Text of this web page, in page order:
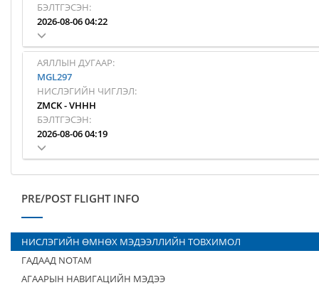
БЭЛТГЭСЭН:
2026-08-06 04:22
АЯЛЛЫН ДУГААР:
MGL297
НИСЛЭГИЙН ЧИГЛЭЛ:
ZMCK-VHHH
БЭЛТГЭСЭН:
2026-08-06 04:19
PRE/POST FLIGHT INFO
НИСЛЭГИЙН ӨМНӨХ МЭДЭЭЛЛИЙН ТОВХИМОЛ
ГАДААД NOTAM
АГААРЫН НАВИГАЦИЙН МЭДЭЭ